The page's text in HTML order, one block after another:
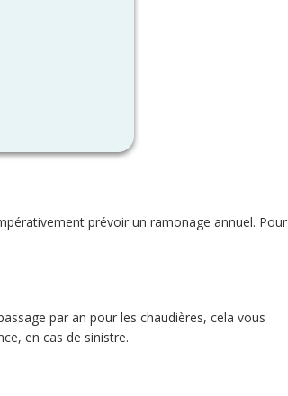
prévoir un ramonage annuel. Pour
par an pour les chaudières, cela vous
en cas de sinistre.